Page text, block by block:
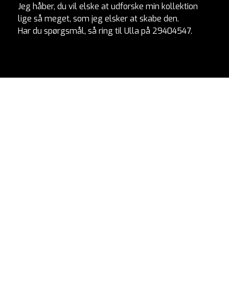
Jeg håber, du vil elske at udforske min kollektion
lige så meget, som jeg elsker at skabe den.
Har du spørgsmål, så ring til Ulla på 29404547.